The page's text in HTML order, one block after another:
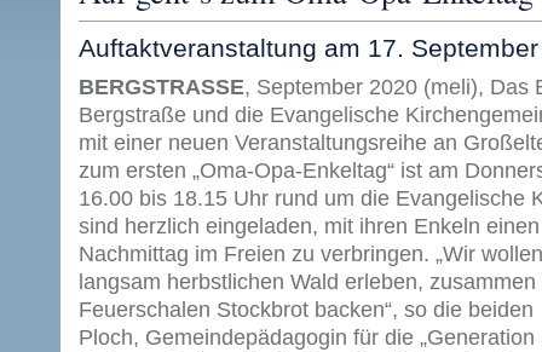
Auftaktveranstaltung am 17.
BERGSTRASSE, September 2020 (meli), Das
Bergstraße und die Evangelische
mit einer neuen Veranstaltungsreihe an
zum ersten „Oma-Opa-Enkeltag“ ist am
16.00 bis 18.15 Uhr rund um die Evangelische
sind herzlich eingeladen, mit ihren Enkeln
Nachmittag im Freien zu verbringen. „Wir
langsam herbstlichen Wald erleben,
Feuerschalen Stockbrot backen“, so die
Ploch, Gemeindepädagogin für die „Generation